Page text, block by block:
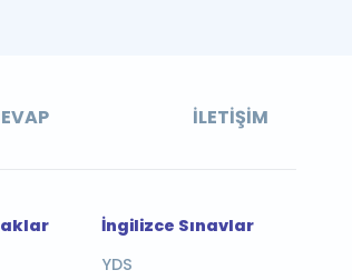
İLETIŞIM
İngilizce Sınavlar
YDS